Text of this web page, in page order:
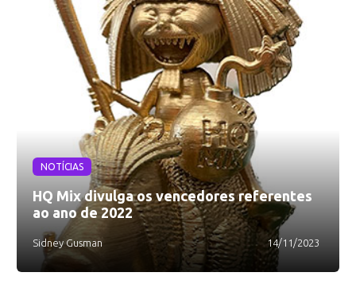
NOTÍCIAS
HQ Mix divulga os vencedores referentes
ao ano de 2022
Sidney Gusman 14/11/2023